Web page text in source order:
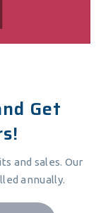
Get
and sales. Our
annually.